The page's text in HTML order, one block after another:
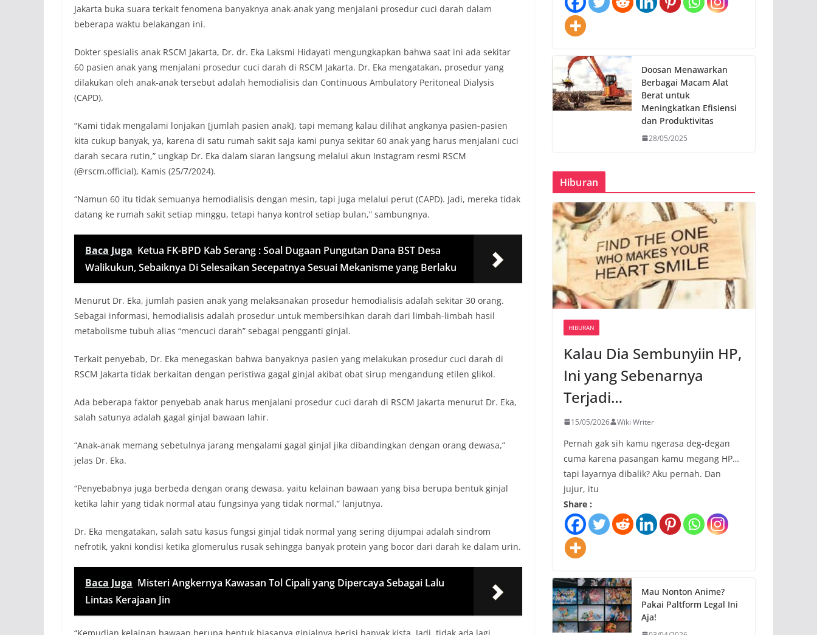
Jakarta buka suara terkait fenomena banyaknya anak-anak yang menjalani prosedur cuci darah dalam
beberapa waktu belakangan ini.
Dokter spesialis anak RSCM Jakarta, Dr. dr. Eka Laksmi Hidayati mengungkapkan bahwa saat ini ada sekitar
60 pasien anak yang menjalani prosedur cuci darah di RSCM Jakarta. Dr. Eka mengatakan, prosedur yang
dilakukan oleh anak-anak tersebut adalah hemodialisis dan Continuous Ambulatory Peritoneal Dialysis
(CAPD).
“Kami tidak mengalami lonjakan [jumlah pasien anak], tapi memang kalau dilihat angkanya pasien-pasien
kita cukup banyak, ya, karena di satu rumah sakit saja kami punya sekitar 60 anak yang harus menjalani cuci
darah secara rutin,” ungkap Dr. Eka dalam siaran langsung melalui akun Instagram resmi RSCM
(@rscm.official), Kamis (25/7/2024).
“Namun 60 itu tidak semuanya hemodialisis dengan mesin, tapi juga melalui perut (CAPD). Jadi, mereka tidak
datang ke rumah sakit setiap minggu, tetapi hanya kontrol setiap bulan,” sambungnya.
Baca Juga Ketua FK-BPD Kab Serang : Soal Dugaan Pungutan Dana BST Desa
Walikukun, Sebaiknya Di Selesaikan Secepatnya Sesuai Mekanisme yang Berlaku
Menurut Dr. Eka, jumlah pasien anak yang melaksanakan prosedur hemodialisis adalah sekitar 30 orang.
Sebagai informasi, hemodialisis adalah prosedur untuk membersihkan darah dari limbah-limbah hasil
metabolisme tubuh alias “mencuci darah” sebagai pengganti ginjal.
Terkait penyebab, Dr. Eka menegaskan bahwa banyaknya pasien yang melakukan prosedur cuci darah di
RSCM Jakarta tidak berkaitan dengan peristiwa gagal ginjal akibat obat sirup mengandung etilen glikol.
Ada beberapa faktor penyebab anak harus menjalani prosedur cuci darah di RSCM Jakarta menurut Dr. Eka,
salah satunya adalah gagal ginjal bawaan lahir.
“Anak-anak memang sebetulnya jarang mengalami gagal ginjal jika dibandingkan dengan orang dewasa,”
jelas Dr. Eka.
“Penyebabnya juga berbeda dengan orang dewasa, yaitu kelainan bawaan yang bisa berupa bentuk ginjal
ketika lahir yang tidak normal atau fungsinya yang tidak normal,” lanjutnya.
Dr. Eka mengatakan, salah satu kasus fungsi ginjal tidak normal yang sering dijumpai adalah sindrom
nefrotik, yakni kondisi ketika glomerulus rusak sehingga banyak protein yang bocor dari darah ke dalam urin.
Baca Juga Misteri Angkernya Kawasan Tol Cipali yang Dipercaya Sebagai Lalu
Lintas Kerajaan Jin
Doosan Menawarkan
Berbagai Macam Alat
Berat untuk
Meningkatkan Efisiensi
dan Produktivitas
28/05/2025
Hiburan
HIBURAN
Kalau Dia Sembunyiin HP,
Ini yang Sebenarnya
Terjadi…
15/05/2026 Wiki Writer
Pernah gak sih kamu ngerasa deg-degan
cuma karena pasangan kamu megang HP…
tapi layarnya dibalik? Aku pernah. Dan
jujur, itu
Share :
Mau Nonton Anime?
Pakai Paltform Legal Ini
Aja!